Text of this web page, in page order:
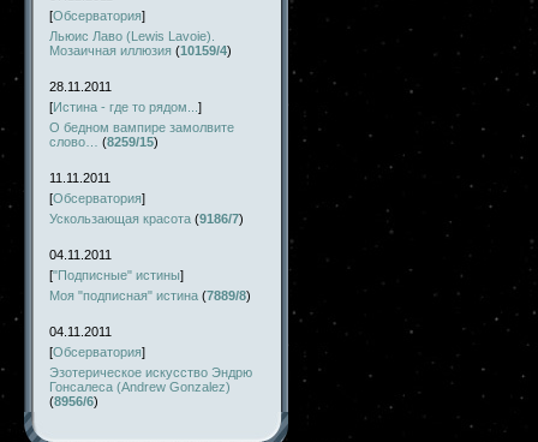
[Обсерватория]
Льюис Лаво (Lewis Lavoie).
Мозаичная иллюзия (10159/4)
28.11.2011
[Истина - где то рядом... ]
О бедном вампире замолвите
слово…
(8259/15)
11.11.2011
[Обсерватория]
Ускользающая красота (9186/7)
04.11.2011
["Подписные" истины]
Моя "подписная" истина (7889/8)
04.11.2011
[Обсерватория]
Эзотерическое искусство Эндрю
Гонсалеса (Andrew Gonzalez)
(8956/6)